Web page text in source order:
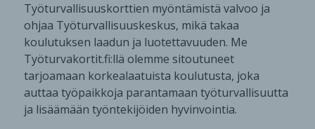
Työturvallisuuskorttien myöntämistä valvoo ja
ohjaa Työturvallisuuskeskus, mikä takaa
koulutuksen laadun ja luotettavuuden. Me
Työturvakortit.fi:llä olemme sitoutuneet
tarjoamaan korkealaatuista koulutusta, joka
auttaa työpaikkoja parantamaan työturvallisuutta
ja lisäämään työntekijöiden hyvinvointia.